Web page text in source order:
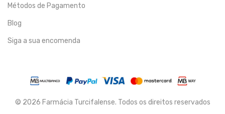
Métodos de Pagamento
Blog
Siga a sua encomenda
© 2026 Farmácia Turcifalense. Todos os direitos reservados